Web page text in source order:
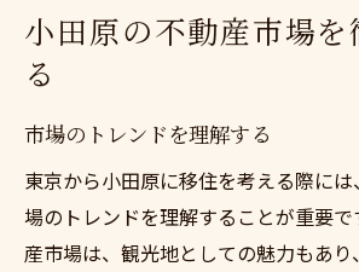
小田原の不動産市場を
る
市場のトレンドを理解する
東京から小田原に移住を考える際に
場のトレンドを理解することが重要で
産市場は、観光地としての魅力もあり